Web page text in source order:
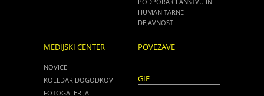
HUMANITARNE
DEJAVNOSTI
MEDIJSKI CENTER
NOVICE
KOLEDAR DOGODKOV
FOTOGALERIJA
POVEZAVE
GIE